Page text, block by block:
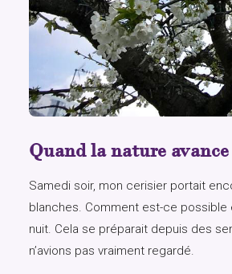
Quand la nature
Samedi soir, mon cerisier portait
blanches. Comment est-ce possible
nuit. Cela se préparait depuis des
n’avions pas vraiment regardé.